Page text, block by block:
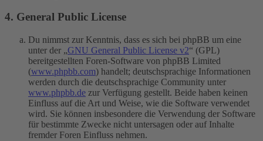
4. General Public License
Du nimmst zur Kenntnis, dass es sich bei phpBB um eine
unter der „GNU General Public License v2“ (GPL)
bereitgestellten Foren-Software von phpBB Limited
(www.phpbb.com) handelt; deutschsprachige Informationen
werden durch die deutschsprachige Community unter
www.phpbb.de zur Verfügung gestellt. Beide haben keinen
Einfluss auf die Art und Weise, wie die Software verwendet
wird. Sie können insbesondere die Verwendung der Software
für bestimmte Zwecke nicht untersagen oder auf Inhalte
fremder Foren Einfluss nehmen.